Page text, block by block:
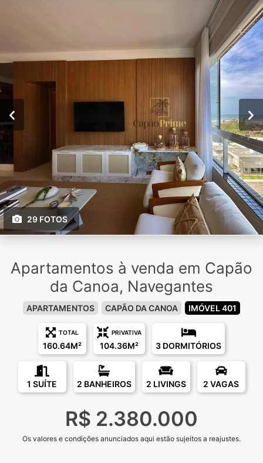
29 FOTOS
Apartamentos à venda em Capão
da Canoa, Navegantes
APARTAMENTOS CAPÃO DA CANOA IMÓVEL 401
TOTAL
160.64M²
PRIVATIVA
104.36M² 3 DORMITÓRIOS
1 SUÍTE 2 BANHEIROS 2 LIVINGS 2 VAGAS
R$ 2.380.000
Os valores e condições anunciados aqui estão sujeitos a reajustes.